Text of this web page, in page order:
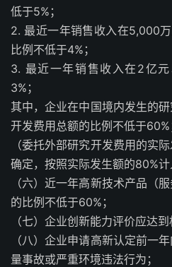
低于5%；
2. 最近一年销售收入在5,000
比例不低于4%；
3. 最近一年销售收入在2亿
3%；
其中，企业在中国境内发生的
开发费用总额的比例不低于60%
（委托外部研究开发费用的实
确定，按照实际发生额的80%计
（六）近一年高新技术产品（
的比例不低于60%；
（七）企业创新能力评价应达到
（八）企业申请高新认定前一
量事故或严重环境违法行为；